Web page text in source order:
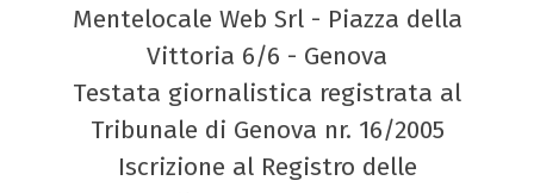
Mentelocale Web Srl - Piazza della
Vittoria 6/6 - Genova
Testata giornalistica registrata al
Tribunale di Genova nr. 16/2005
Iscrizione al Registro delle